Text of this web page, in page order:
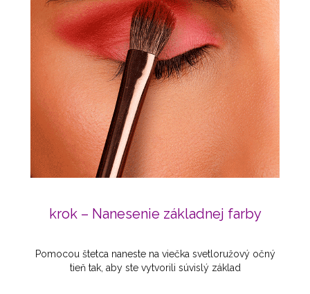
krok – Nanesenie základnej farby
Pomocou štetca naneste na viečka svetloružový očný
tieň tak, aby ste vytvorili súvislý základ